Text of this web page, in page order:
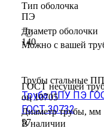
Тип оболочка
ПЭ
Диаметр оболочки
140
ГОСТ несущей
оц 10705
Диаметр трубы, мм
57
Можно с вашей
Трубы стальные
Труба ППУ ПЭ
ГОСТ 30732
В наличии